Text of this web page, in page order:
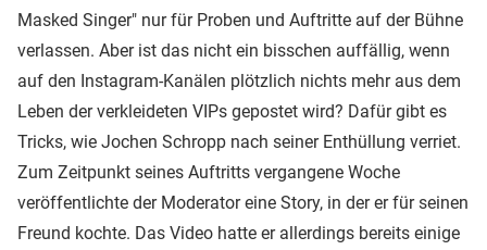
Masked Singer" nur für Proben und Auftritte auf der Bühne
verlassen. Aber ist das nicht ein bisschen auffällig, wenn
auf den Instagram-Kanälen plötzlich nichts mehr aus dem
Leben der verkleideten VIPs gepostet wird? Dafür gibt es
Tricks, wie Jochen Schropp nach seiner Enthüllung verriet.
Zum Zeitpunkt seines Auftritts vergangene Woche
veröffentlichte der Moderator eine Story, in der er für seinen
Freund kochte. Das Video hatte er allerdings bereits einige